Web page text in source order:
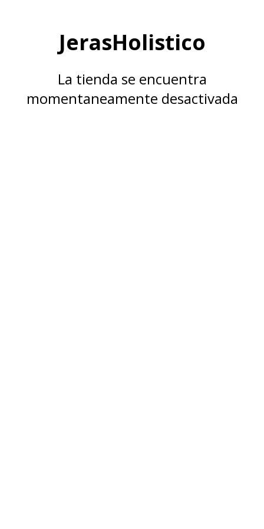
JerasHolistico
La tienda se encuentra
momentaneamente desactivada